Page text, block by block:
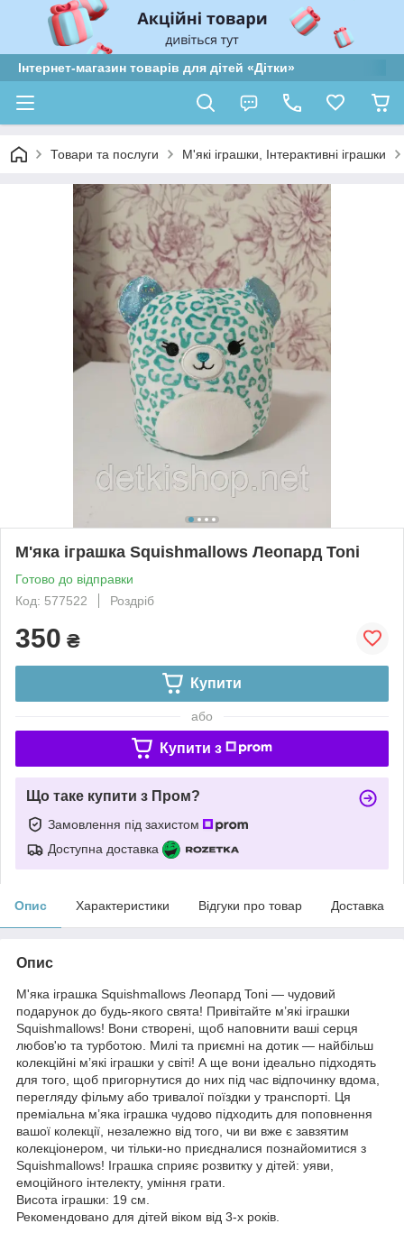
Інтернет-магазин товарів для дітей «Дітки»
Товари та послуги М'які іграшки, Інтерактивні іграшки
М'яка іграшка Squishmallows Леопард Toni
Готово до відправки
Код: 577522
Роздріб
350 ₴
Купити
або
Купити з
Що таке купити з Пром?
Замовлення під захистом
Доступна доставка
Опис Характеристики Відгуки про товар Доставка
Опис
М'яка іграшка Squishmallows Леопард Toni — чудовий
подарунок до будь-якого свята! Привітайте м’які іграшки
Squishmallows! Вони створені, щоб наповнити ваші серця
любов'ю та турботою. Милі та приємні на дотик — найбільш
колекційні м’які іграшки у світі! А ще вони ідеально підходять
для того, щоб пригорнутися до них під час відпочинку вдома,
перегляду фільму або тривалої поїздки у транспорті. Ця
преміальна м’яка іграшка чудово підходить для поповнення
вашої колекції, незалежно від того, чи ви вже є завзятим
колекціонером, чи тільки-но приєдналися познайомитися з
Squishmallows! Іграшка сприяє розвитку у дітей: уяви,
емоційного інтелекту, уміння грати.
Висота іграшки: 19 см.
Рекомендовано для дітей віком від 3-х років.